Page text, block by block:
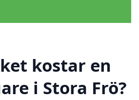
kostar en
i Stora Frö?